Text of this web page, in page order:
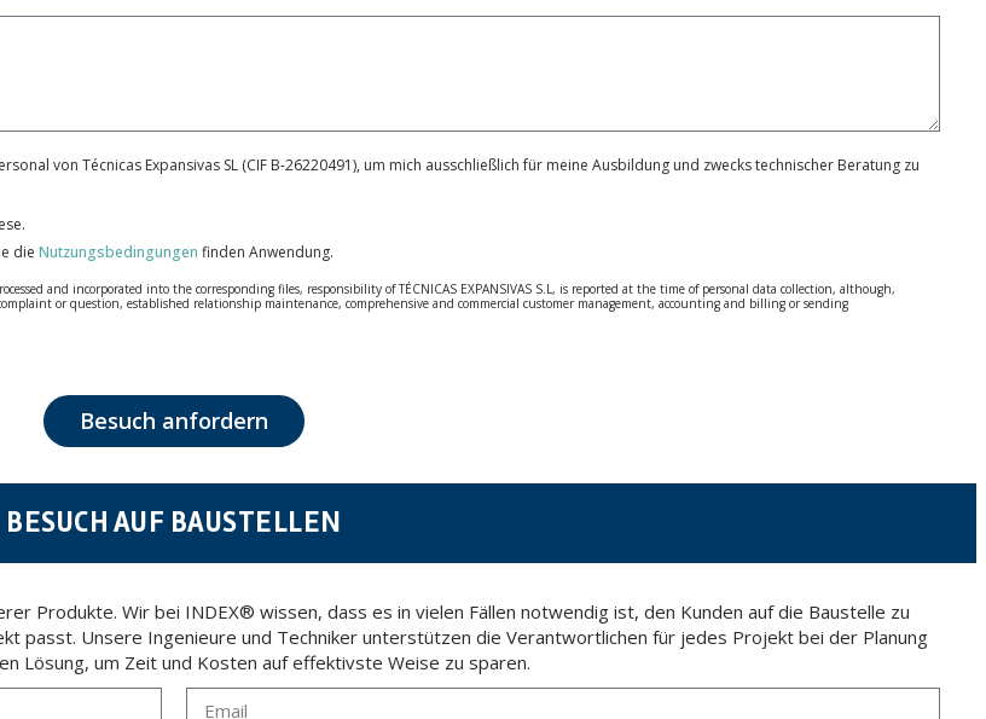
von Técnicas Expansivas SL (CIF B-26220491), um mich ausschließlich für meine Ausbildung und zwecks technischer Beratung zu
die Nutzungsbedingungen finden Anwendung.
and incorporated into the corresponding files, responsibility of TÉCNICAS EXPANSIVAS S.L, is reported at the time of personal data collection, although,
or question, established relationship maintenance, comprehensive and commercial customer management, accounting and billing or sending
with all the requirements provided for the General Data Protection Regulation (GDPR) 2016.
of the General Data Protection Regulation (GDPR) 2016 by sending a letter together with a photocopy of your ID, to P.I. La Portalada II | c/ Segador 13,
Besuch anfordern
BESUCH AUF BAUSTELLEN
Produkte. Wir bei INDEX® wissen, dass es in vielen Fällen notwendig ist, den Kunden auf die Baustelle zu
passt. Unsere Ingenieure und Techniker unterstützen die Verantwortlichen für jedes Projekt bei der Planung
Lösung, um Zeit und Kosten auf effektivste Weise zu sparen.